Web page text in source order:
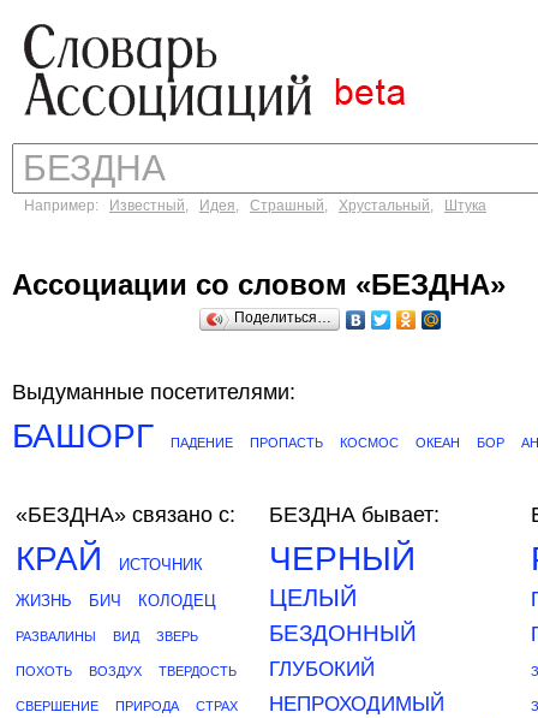
Например: Известный, Идея, Страшный, Хрустальный, Штука
Ассоциации со словом «БЕЗДНА»
Поделиться…
Выдуманные посетителями:
БАШОРГ ПАДЕНИЕ ПРОПАСТЬ КОСМОС ОКЕАН БОР
«БЕЗДНА» связано с:
КРАЙ
ИСТОЧНИК
ЖИЗНЬ
БИЧ КОЛОДЕЦ
РАЗВАЛИНЫ ВИД ЗВЕРЬ
ПОХОТЬ ВОЗДУХ ТВЕРДОСТЬ
СВЕРШЕНИЕ ПРИРОДА СТРАХ
БЕЗДНА бывает:
ЧЕРНЫЙ
ЦЕЛЫЙ
БЕЗДОННЫЙ
ГЛУБОКИЙ
НЕПРОХОДИМЫЙ